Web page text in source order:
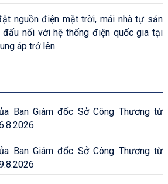
nguồn điện mặt trời, mái nhà tự sản
nối với hệ thống điện quốc gia tại
áp trở lên
Ban Giám đốc Sở Công Thương từ
Ban Giám đốc Sở Công Thương từ